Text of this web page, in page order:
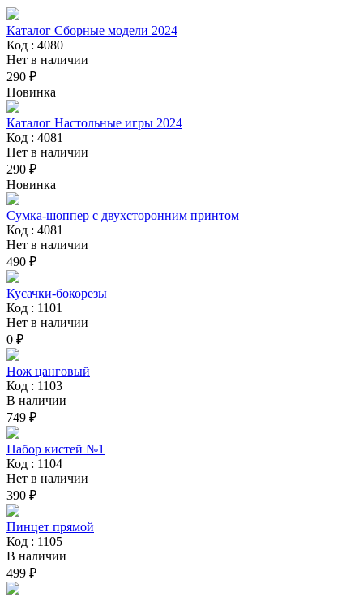
Каталог Сборные модели 2024
Код : 4080
Нет в наличии
290 ₽
Новинка
Каталог Настольные игры 2024
Код : 4081
Нет в наличии
290 ₽
Новинка
Сумка-шоппер с двухсторонним принтом
Код : 4081
Нет в наличии
490 ₽
Кусачки-бокорезы
Код : 1101
Нет в наличии
0 ₽
Нож цанговый
Код : 1103
В наличии
749 ₽
Набор кистей №1
Код : 1104
Нет в наличии
390 ₽
Пинцет прямой
Код : 1105
В наличии
499 ₽